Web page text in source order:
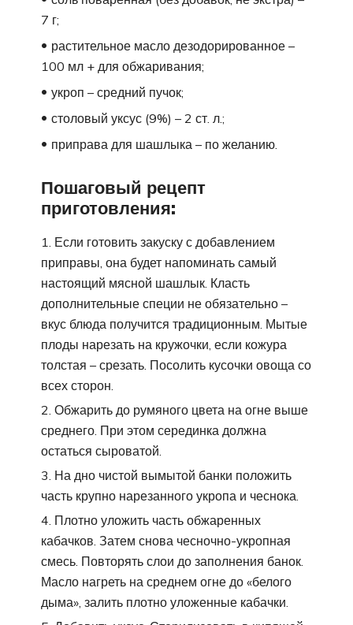
7 г;
растительное масло дезодорированное –
100 мл + для обжаривания;
укроп – средний пучок;
столовый уксус (9%) – 2 ст. л.;
приправа для шашлыка – по желанию.
Пошаговый рецепт
приготовления:
Если готовить закуску с добавлением
приправы, она будет напоминать самый
настоящий мясной шашлык. Класть
дополнительные специи не обязательно –
вкус блюда получится традиционным. Мытые
плоды нарезать на кружочки, если кожура
толстая – срезать. Посолить кусочки овоща со
всех сторон.
Обжарить до румяного цвета на огне выше
среднего. При этом серединка должна
остаться сыроватой.
На дно чистой вымытой банки положить
часть крупно нарезанного укропа и чеснока.
Плотно уложить часть обжаренных
кабачков. Затем снова чесночно-укропная
смесь. Повторять слои до заполнения банок.
Масло нагреть на среднем огне до «белого
дыма», залить плотно уложенные кабачки.